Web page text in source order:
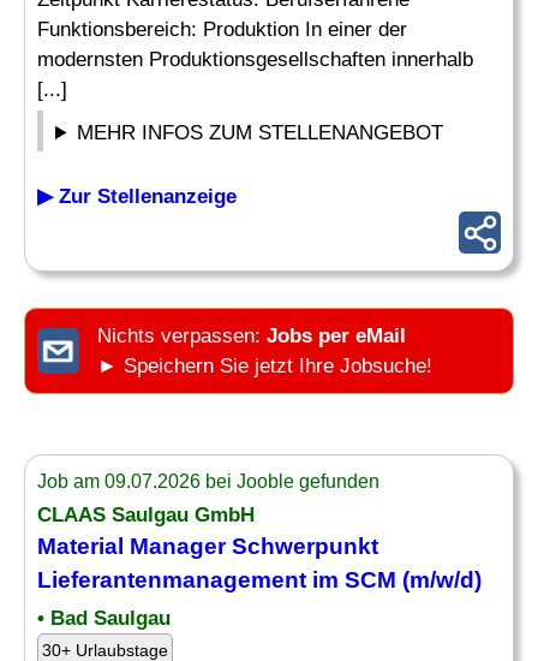
Funktionsbereich: Produktion In einer der
modernsten Produktionsgesellschaften innerhalb
[...]
MEHR INFOS ZUM STELLENANGEBOT
▶ Zur Stellenanzeige
Nichts verpassen: Jobs per eMail
► Speichern Sie jetzt Ihre Jobsuche!
Job am 09.07.2026 bei Jooble gefunden
CLAAS Saulgau GmbH
Material ManagerSchwerpunkt
Lieferantenmanagement im SCM (m/w/d)
• Bad Saulgau
30+ Urlaubstage